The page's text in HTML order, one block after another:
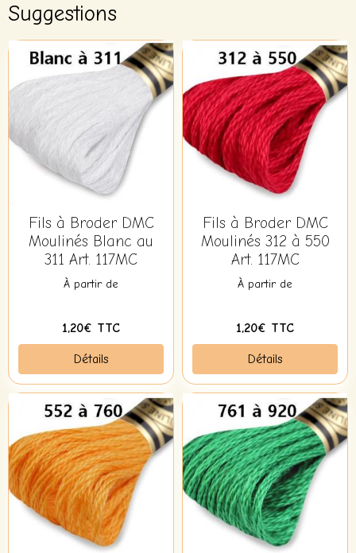
Suggestions
Fils à Broder DMC
Moulinés Blanc au
311 Art. 117MC
À partir de
1,20€ TTC
Détails
Fils à Broder DMC
Moulinés 312 à 550
Art. 117MC
À partir de
1,20€ TTC
Détails